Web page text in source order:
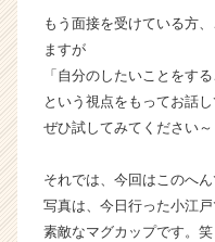
もう面接を受けている方
ますが
「自分のしたいことをす
という視点をもってお話
ぜひ試してみてください～
それでは、今回はこのへん
写真は、今日行った小江
素敵なマグカップです。笑